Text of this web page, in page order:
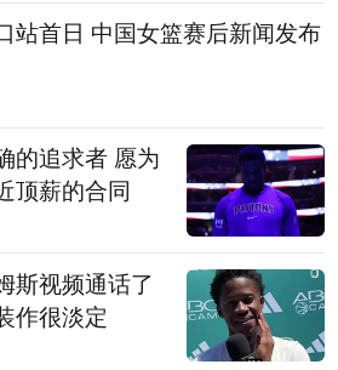
站首日 中国女篮赛后新闻发布
的追求者 愿为
顶薪的合同
斯视频通话了
作很淡定